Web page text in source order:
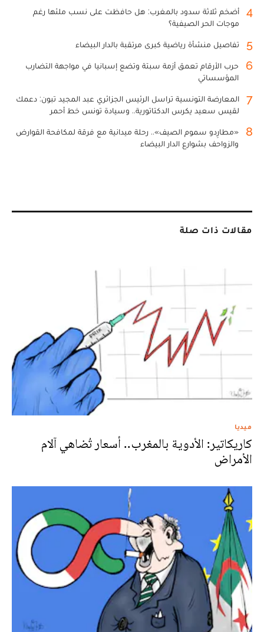
4
أضخم ثلاثة سدود بالمغرب: هل حافظت على نسب ملئها رغم
موجات الحر الصيفية؟
5 تفاصيل منشأة رياضية كبرى مرتقبة بالدار البيضاء
6
حرب الأرقام تعمق أزمة سبتة وتضع إسبانيا في مواجهة التضارب
المؤسساتي
7
المعارضة التونسية تراسل الرئيس الجزائري عبد المجيد تبون: دعمك
لقيس سعيد يكرس الدكتاتورية.. وسيادة تونس خط أحمر
8
«مطارِدو سموم الصيف».. رحلة ميدانية مع فرقة لمكافحة القوارض
والزواحف بشوارع الدار البيضاء
مقالات ذات صلة
ميديا
كاريكاتير: الأدوية بالمغرب.. أسعار تُضاهي آلام
الأمراض